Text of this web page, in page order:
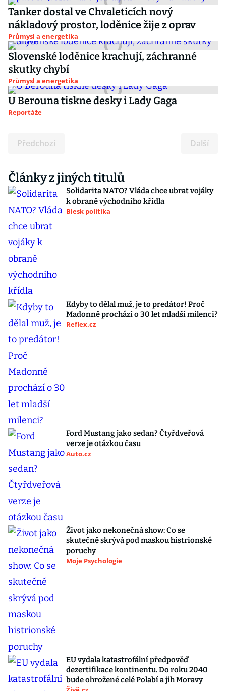
Tanker dostal ve Chvaleticích nový
nákladový prostor, loděnice žije z oprav
Průmysl a energetika
Slovenské loděnice krachují, záchranné
skutky chybí
Průmysl a energetika
U Berouna tiskne desky i Lady Gaga
Reportáže
Předchozí Další
Články z jiných titulů
Solidarita NATO? Vláda chce ubrat vojáky
k obraně východního křídla
Blesk politika
Kdyby to dělal muž, je to predátor! Proč
Madonně prochází o 30 let mladší milenci?
Reflex.cz
Ford Mustang jako sedan? Čtyřdveřová
verze je otázkou času
Auto.cz
Život jako nekonečná show: Co se
skutečně skrývá pod maskou histrionské
poruchy
Moje Psychologie
EU vydala katastrofální předpověď
dezertifikace kontinentu. Do roku 2040
bude ohrožené celé Polabí a jih Moravy